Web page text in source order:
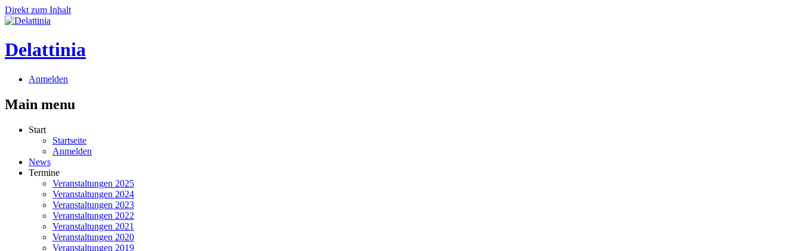
Direkt zum Inhalt
Delattinia
Anmelden
Main menu
Start
Startseite
Anmelden
News
Termine
Veranstaltungen 2025
Veranstaltungen 2024
Veranstaltungen 2023
Veranstaltungen 2022
Veranstaltungen 2021
Veranstaltungen 2020
Veranstaltungen 2019